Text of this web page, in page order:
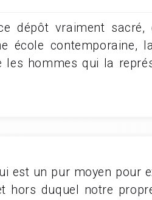
dépôt vraiment
école contemporaine,
hommes qui la
est un pur moyen pour
hors duquel notre